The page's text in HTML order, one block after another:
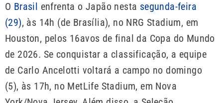
O Brasil enfrenta o Japão nesta segunda-feira
(29), às 14h (de Brasília), no NRG Stadium, em
Houston, pelos 16avos de final da Copa do Mundo
de 2026. Se conquistar a classificação, a equipe
de Carlo Ancelotti voltará a campo no domingo
(5), às 17h, no MetLife Stadium, em Nova